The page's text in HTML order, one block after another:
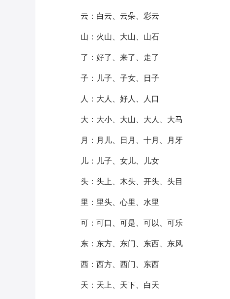
云：白云、云朵、彩云
山：火山、大山、山石
了：好了、来了、走了
子：儿子、子女、日子
人：大人、好人、人口
大：大小、大山、大人、大马
月：月儿、日月、十月、月牙
儿：儿子、女儿、儿女
头：头上、木头、开头、头目
里：里头、心里、水里
可：可口、可是、可以、可乐
东：东方、东门、东西、东风
西：西方、西门、东西
天：天上、天下、白天